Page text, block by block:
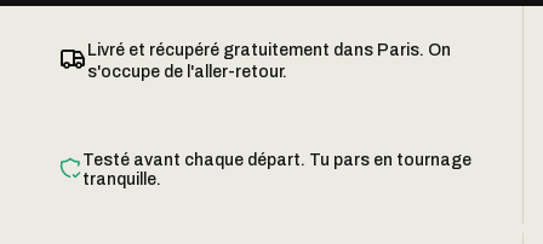
Livré et récupéré gratuitement dans Paris. On
s'occupe de l'aller-retour.
Testé avant chaque départ. Tu pars en tournage
tranquille.